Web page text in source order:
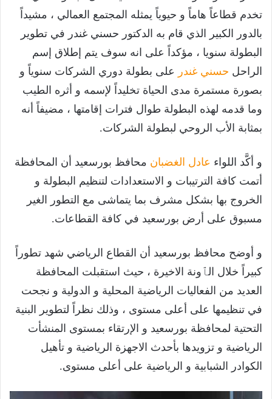
تخدم قطاعاً هاماً و حيوياً يمثله المجتمع العمالي ، مشيداً
بالدور الكبير الذي قام به الدكتور حسني غندر في تطوير
البطولة سنويا ، مؤكداً على انه سوف يتم إطلاق إسم
الراحل حسني غندر على بطولة دوري الشركات سنوياً و
بصورة مستمرة مدى الحياة تخليداً لإسمه و أثره الطيب
وما قدمه لهذه البطولة طوال فترات إقامتها ، مضيفاً أنه
بمثابة الأب الروحي لبطولة الشركات.
و أكَّد اللواء عادل الغضبان محافظ بورسعيد أن المحافظة
أتمت كافة الترتيبات و الاستعدادات لتنظيم البطولة و
الخروج بها بشكل مشرف بما يتماشى مع التطور الغير
مسبوق على أرض بورسعيد في كافة القطاعات.
و أوضح محافظ بورسعيد أن القطاع الرياضي شهد تطوراً
كبيراً خلال الٱونة الاخيرة ، حيث استقبلت المحافظة
العديد من الفعاليات الرياضية المحلية و الدولية و نجحت
في تنظيمها على أعلى مستوى ، وذلك نظراً لتطوير البنية
التحتية لمحافظة بورسعيد و الإرتقاء بمستوى المنشأت
الرياضية و تزويدها بأحدث الاجهزة الرياضية و تأهيل
الكوادر الشبابية و الرياضية على أعلى مستوى.